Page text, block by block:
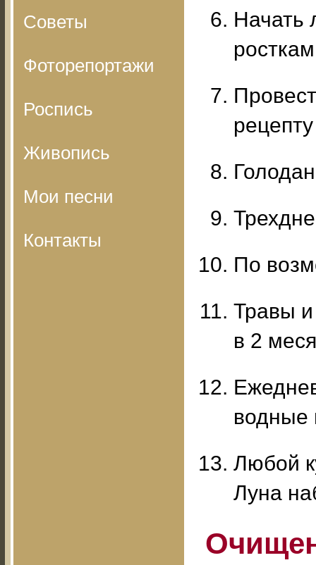
Советы
Фоторепортажи
Роспись
Живопись
Мои песни
Контакты
Начать
По
Травы
в 2
водные
Любой
Луна